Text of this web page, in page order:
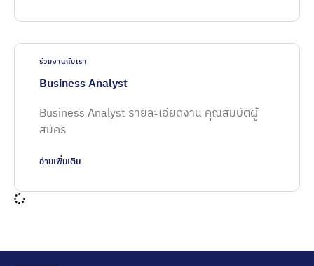
ร่วมงานกับเรา
Business Analyst
Business Analyst รายละเอียดงาน คุณสมบัติผู้
สมัคร
อ่านเพิ่มเติม